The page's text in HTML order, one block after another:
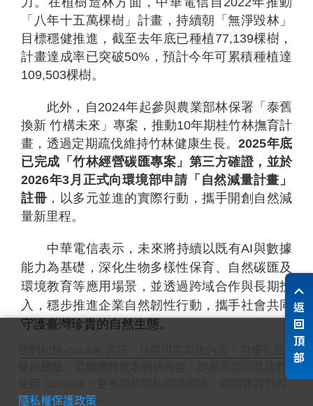
「八年十五萬棵樹」計畫，持續朝「無淨毀林」
目標穩健推進，截至去年底已種植77,139棵樹，
計畫達成率已突破50%，預計今年可累積種植達
109,503棵樹。
此外，自2024年起參與農業部林保署「泰舊
換新 竹構未來」專案，推動10年期桂竹林撫育計
畫，透過定期疏伐維持竹林健康生長。2025年底
已完成「竹林經營碳匯專案」第三方確證，並於
2026年3月正式向環境部申請「自然減量計畫」
註冊 ，以多元並進的實際行動，攜手開創自然減
量新里程。
中華電信表示，未來將持續以既有AI與數據
能力為基礎，深化生物多樣性保育、自然碳匯及
環境教育等應用場景，並透過跨域合作與長期投
入，穩步推進企業自然韌性行動，攜手社會共同
守護臺灣珍貴的自然生態。
返
回
頂
部
我們紀錄 cookie 資訊，以提供客製化內容，可優化您的
隱私權保護政策。